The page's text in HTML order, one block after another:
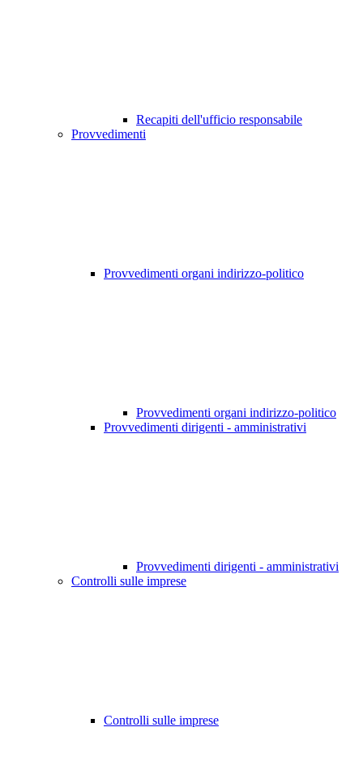
Recapiti dell'ufficio responsabile
Provvedimenti
Provvedimenti organi indirizzo-politico
Provvedimenti organi indirizzo-politico
Provvedimenti dirigenti - amministrativi
Provvedimenti dirigenti - amministrativi
Controlli sulle imprese
Controlli sulle imprese